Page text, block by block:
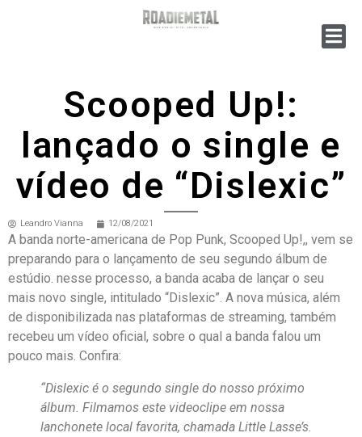
Scooped Up!:
lançado o single e
vídeo de “Dislexic”
Leandro Vianna 12/08/2021
A banda norte-americana de Pop Punk, Scooped Up!,, vem se
preparando para o lançamento de seu segundo álbum de
estúdio. nesse processo, a banda acaba de lançar o seu
mais novo single, intitulado “Dislexic”. A nova música, além
de disponibilizada nas plataformas de streaming, também
recebeu um vídeo oficial, sobre o qual a banda falou um
pouco mais. Confira:
“Dislexic é o segundo single do nosso próximo
álbum. Filmamos este videoclipe em nossa
lanchonete local favorita, chamada Little Lasse’s.